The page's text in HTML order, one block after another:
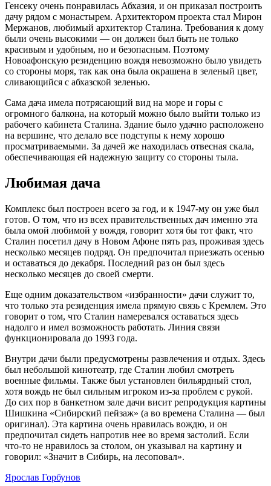
Генсеку очень понравилась Абхазия, и он приказал построить
дачу рядом с монастырем. Архитектором проекта стал Мирон
Мержанов, любимый архитектор Сталина. Требования к дому
были очень высокими — он должен был быть не только
красивым и удобным, но и безопасным. Поэтому
Новоафонскую резиденцию вождя невозможно было увидеть
со стороны моря, так как она была окрашена в зеленый цвет,
сливающийся с абхазской зеленью.
Сама дача имела потрясающий вид на море и горы с
огромного балкона, на который можно было выйти только из
рабочего кабинета Сталина. Здание было удачно расположено
на вершине, что делало все подступы к нему хорошо
просматриваемыми. За дачей же находилась отвесная скала,
обеспечивающая ей надежную защиту со стороны тыла.
Любимая дача
Комплекс был построен всего за год, и к 1947-му он уже был
готов. О том, что из всех правительственных дач именно эта
была омой любимой у вождя, говорит хотя бы тот факт, что
Сталин посетил дачу в Новом Афоне пять раз, проживая здесь
несколько месяцев подряд. Он предпочитал приезжать осенью
и оставаться до декабря. Последний раз он был здесь
несколько месяцев до своей смерти.
Еще одним доказательством «избранности» дачи служит то,
что только эта резиденция имела прямую связь с Кремлем. Это
говорит о том, что Сталин намеревался оставаться здесь
надолго и имел возможность работать. Линия связи
функционировала до 1993 года.
Внутри дачи были предусмотрены развлечения и отдых. Здесь
был небольшой кинотеатр, где Сталин любил смотреть
военные фильмы. Также был установлен бильярдный стол,
хотя вождь не был сильным игроком из-за проблем с рукой.
До сих пор в банкетном зале дачи висит репродукция картины
Шишкина «Сибирский пейзаж» (а во времена Сталина — был
оригинал). Эта картина очень нравилась вождю, и он
предпочитал сидеть напротив нее во время застолий. Если
что-то не нравилось за столом, он указывал на картину и
говорил: «Значит в Сибирь, на лесоповал».
Ярослав Горбунов